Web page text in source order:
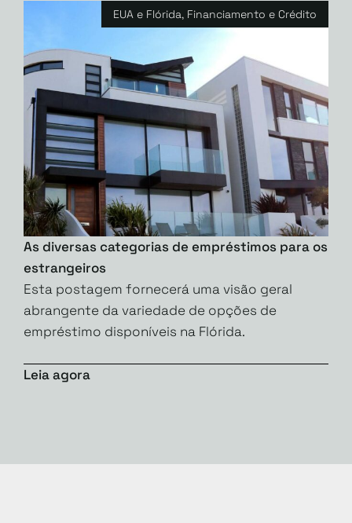
EUA e Flórida, Financiamento e Crédito
As diversas categorias de empréstimos para os
estrangeiros
Esta postagem fornecerá uma visão geral
abrangente da variedade de opções de
empréstimo disponíveis na Flórida.
Leia agora